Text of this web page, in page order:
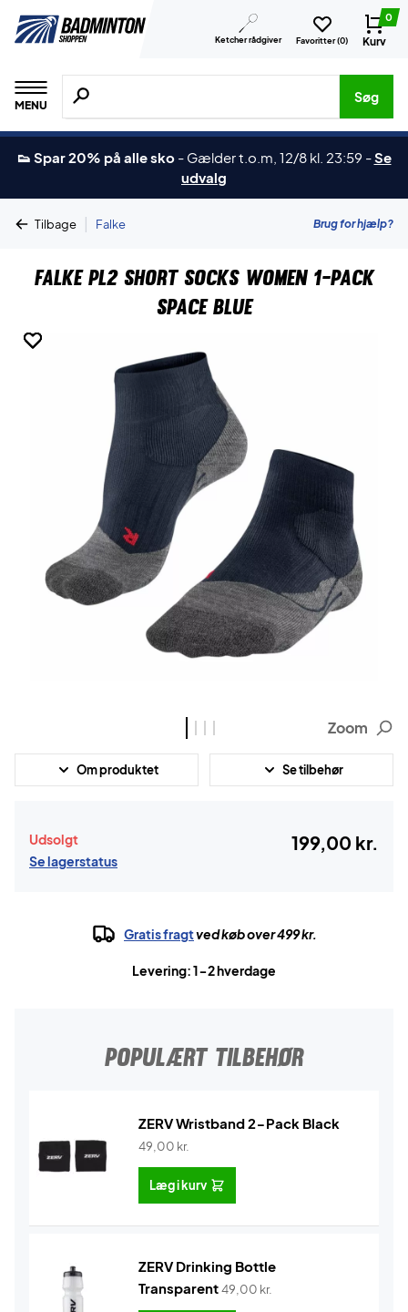
Ketcher rådgiver Favoritter (0)
0
Kurv
MENU
Søg efter produkter, mærker etc.
Søg
👟 Spar 20% på alle sko - Gælder t.o.m, 12/8 kl. 23:59 -Se
udvalg
Tilbage | Falke Brug for hjælp?
Falke PL2 Short Socks Women 1-Pack
Space Blue
Zoom
Om produktet Se tilbehør
Udsolgt
Se lagerstatus
199,00 kr.
Gratis fragtved køb over 499 kr.
Levering: 1-2 hverdage
POPULÆRT TILBEHØR
ZERV Wristband 2-Pack Black
49,00 kr.
Læg i kurv
ZERV Drinking Bottle
Transparent49,00 kr.